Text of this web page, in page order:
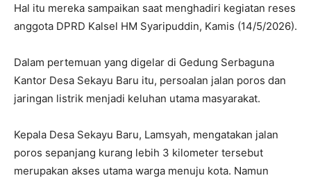
Hal itu mereka sampaikan saat menghadiri kegiatan reses
anggota DPRD Kalsel HM Syaripuddin, Kamis (14/5/2026).
Dalam pertemuan yang digelar di Gedung Serbaguna
Kantor Desa Sekayu Baru itu, persoalan jalan poros dan
jaringan listrik menjadi keluhan utama masyarakat.
Kepala Desa Sekayu Baru, Lamsyah, mengatakan jalan
poros sepanjang kurang lebih 3 kilometer tersebut
merupakan akses utama warga menuju kota. Namun